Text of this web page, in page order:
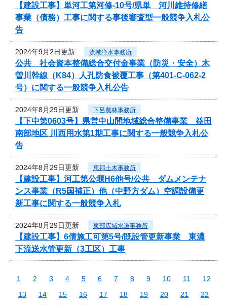
【建設工事】単河工第河修-10号/県単 河川維持修繕
事業（債務）工事に関する事後審査型一般競争入札公
告
2024年9月2日更新 流域浄水事務所
公共 社会資本整備総合交付金事業（防災・安全）木
曽川幹線（K84）人孔防食被覆工事（第401-C-062-2
号）に関する一般競争入札公告
2024年8月29日更新 下呂農林事務所
【下中第0603号】県営中山間地域総合整備事業 益田
南部地区 川西用水第1期工事に関する一般競争入札公
告
2024年8月29日更新 恵那土木事務所
【建設工事】河工第公堰H6他号/公共 ダムメンテナ
ンス事業（R5国補正）他（中野方ダム）空調設備更
新工事に関する一般競争入札
2024年8月29日更新 東部広域水道事務所
【建設工事】6債施工可第5号/既設管更新事業 東濃
下流送水管更新（3工区）工事
1 2 3 4 5 6 7 8 9 10 11
12
13
14 15 16 17 18 19 20 21
22